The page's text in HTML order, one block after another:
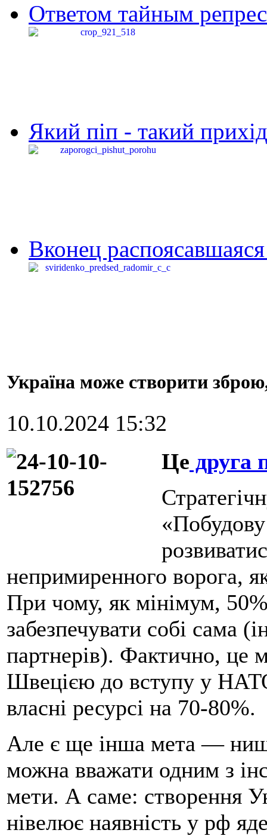
Ответом тайным
Який піп - такий
Вконец
Україна може створити
10.10.2024 15:32
Це друга
«Побудову
непримиренного ворога,
При чому, як мінімум,
забезпечувати собі сама
партнерів). Фактично, це
Швецією до вступу у
власні ресурсі на 70-80%.
Але є ще інша мета —
можна вважати одним з
мети. А саме: створення
нівелює наявність у рф